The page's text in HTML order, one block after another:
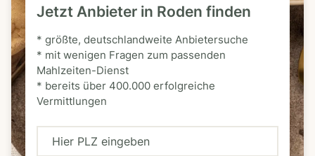
Jetzt Anbieter in Roden finden
* größte, deutschlandweite Anbietersuche
* mit wenigen Fragen zum passenden
Mahlzeiten-Dienst
* bereits über 400.000 erfolgreiche
Vermittlungen
H